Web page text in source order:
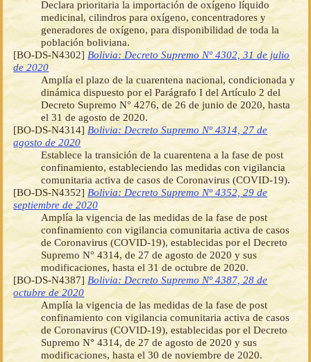
Declara prioritaria la importación de oxígeno líquido
medicinal, cilindros para oxígeno, concentradores y
generadores de oxígeno, para disponibilidad de toda la
población boliviana.
[BO-DS-N4302] Bolivia: Decreto Supremo Nº 4302, 31 de julio
de 2020
Amplía el plazo de la cuarentena nacional, condicionada y
dinámica dispuesto por el Parágrafo I del Artículo 2 del
Decreto Supremo N° 4276, de 26 de junio de 2020, hasta
el 31 de agosto de 2020.
[BO-DS-N4314] Bolivia: Decreto Supremo Nº 4314, 27 de
agosto de 2020
Establece la transición de la cuarentena a la fase de post
confinamiento, estableciendo las medidas con vigilancia
comunitaria activa de casos de Coronavirus (COVID-19).
[BO-DS-N4352] Bolivia: Decreto Supremo Nº 4352, 29 de
septiembre de 2020
Amplía la vigencia de las medidas de la fase de post
confinamiento con vigilancia comunitaria activa de casos
de Coronavirus (COVID-19), establecidas por el Decreto
Supremo N° 4314, de 27 de agosto de 2020 y sus
modificaciones, hasta el 31 de octubre de 2020.
[BO-DS-N4387]Bolivia: Decreto Supremo Nº 4387, 28 de
octubre de 2020
Amplía la vigencia de las medidas de la fase de post
confinamiento con vigilancia comunitaria activa de casos
de Coronavirus (COVID-19), establecidas por el Decreto
Supremo N° 4314, de 27 de agosto de 2020 y sus
modificaciones, hasta el 30 de noviembre de 2020.